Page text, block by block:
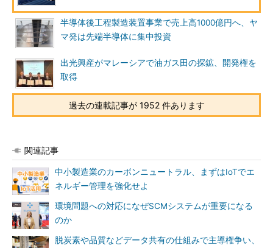
半導体後工程製造装置事業で売上高1000億円へ、ヤ
マ発は先端半導体に集中投資
出光興産がマレーシアで油ガス田の探鉱、開発権を
取得
過去の連載記事が 1952 件あります
関連記事
中小製造業のカーボンニュートラル、まずはIoTでエ
ネルギー管理を強化せよ
環境問題への対応になぜSCMシステムが重要になる
のか
脱炭素や品質などデータ共有の仕組みで主導権争い、